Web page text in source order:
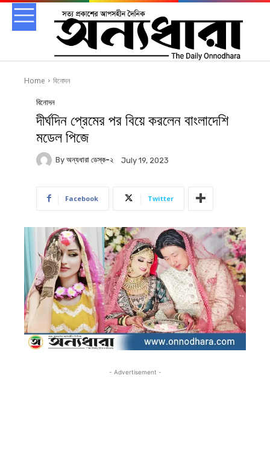
Home বিনোদন
বিনোদন
দীর্ঘদিন প্রেমের পর বিয়ে করলেন বাংলাদেশি
মডেল পিজে
By অন্যধারা ডেস্ক-২ July 19, 2023
Facebook Twitter
- Advertisement -